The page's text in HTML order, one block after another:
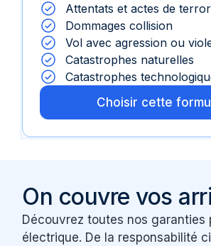
Attentats et actes de
Dommages collision
Vol avec agression ou
Catastrophes naturelles
Catastrophes
Choisir cette
On couvre vos
Découvrez toutes nos garanties
électrique. De la responsabilité